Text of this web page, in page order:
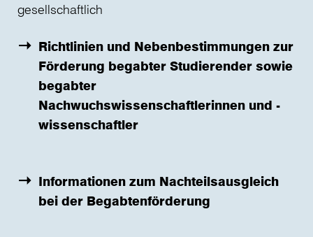
gesellschaftlich
Richtlinien und Nebenbestimmungen zur
Förderung begabter Studierender sowie
begabter
Nachwuchswissenschaftlerinnen und -
wissenschaftler
Informationen zum Nachteilsausgleich
bei der Begabtenförderung